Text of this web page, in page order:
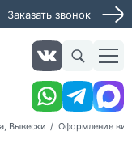
Заказать звонок
Вывески Оформление
в ближайшее